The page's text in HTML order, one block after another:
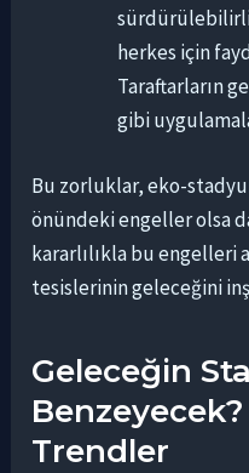
herkes için
Taraftarların
gibi
Bu zorluklar, eko-
önündeki engeller olsa
kararlılıkla bu engelleri
tesislerinin geleceğini
Geleceğin
Trendler